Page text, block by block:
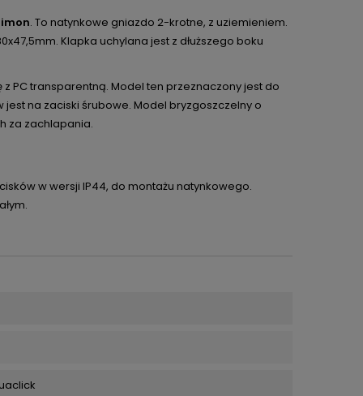
. To natynkowe gniazdo 2-krotne, z uziemieniem.
Klapka uchylana jest z dłuższego boku
PC transparentną. Model ten przeznaczony jest do
na zaciski śrubowe. Model bryzgoszczelny o
za zachlapania.
w wersji IP44, do montażu natynkowego.